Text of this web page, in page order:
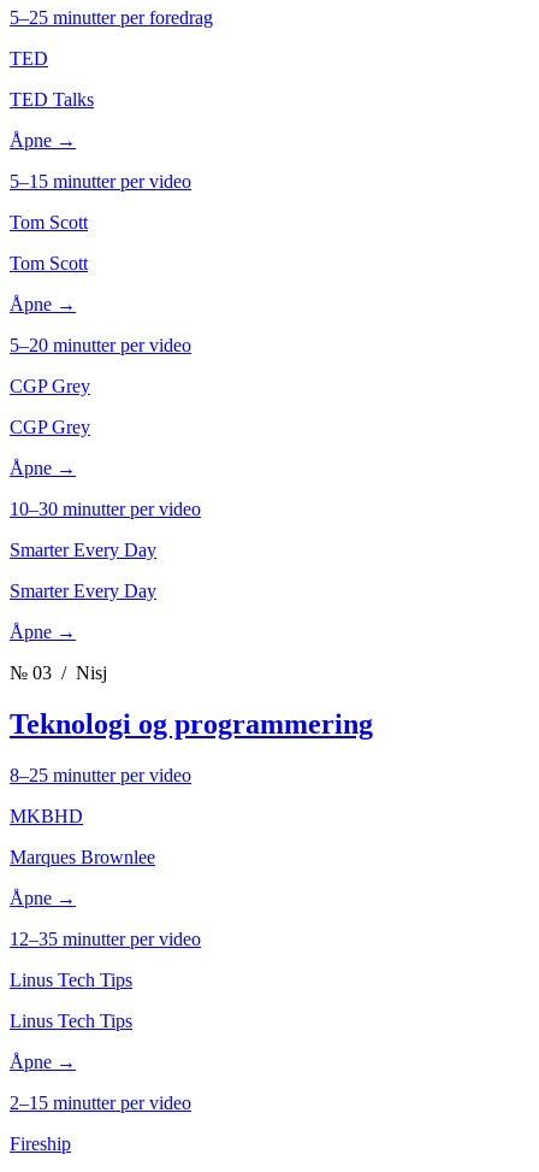
5–25 minutter per foredrag
TED
TED Talks
Åpne →
5–15 minutter per video
Tom Scott
Tom Scott
Åpne →
5–20 minutter per video
CGP Grey
CGP Grey
Åpne →
10–30 minutter per video
Smarter Every Day
Smarter Every Day
Åpne →
№ 03 / Nisj
Teknologi og programmering
8–25 minutter per video
MKBHD
Marques Brownlee
Åpne →
12–35 minutter per video
Linus Tech Tips
Linus Tech Tips
Åpne →
2–15 minutter per video
Fireship